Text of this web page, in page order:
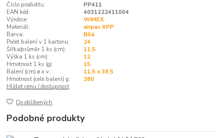
Číslo produktu:
PP411
EAN kód:
4031222411004
Výrobce:
WIMEX
Materiál:
airpac XPP
Barva:
Bílá
Počet balení v 1 kartonu:
24
Šířka/průměr 1 ks (cm):
11,5
Výška 1 ks (cm):
12
Hmotnost 1 ks (g):
15
Balení (cm) ø x v.:
11,5 x 39,5
Hmotnost (celé balení) g:
380
Hlídat cenu / dostupnost
Do oblíbených
Podobné produkty